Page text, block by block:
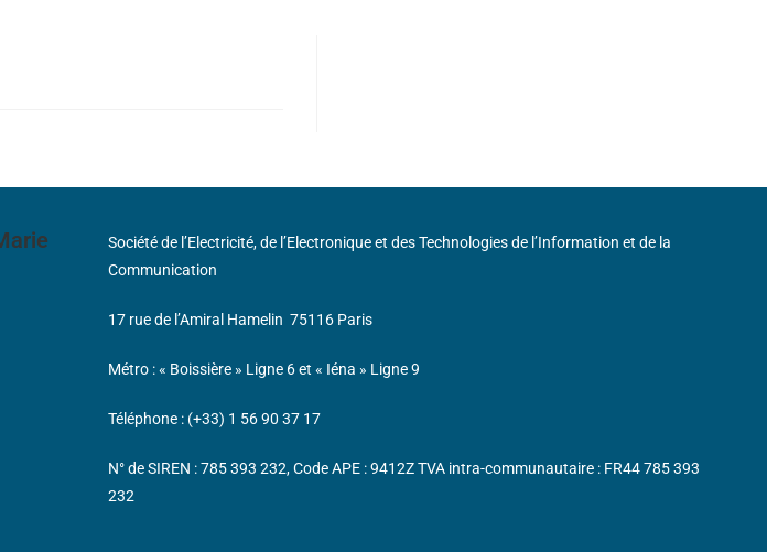
Société de l’Electricité, de l’Electronique et des Technologies de l’Information et de la
Communication
17 rue de l’Amiral Hamelin 75116 Paris
Métro : « Boissière » Ligne 6 et « Iéna » Ligne 9
Téléphone : (+33) 1 56 90 37 17
N° de SIREN : 785 393 232, Code APE : 9412Z TVA intra-communautaire : FR44 785 393
232